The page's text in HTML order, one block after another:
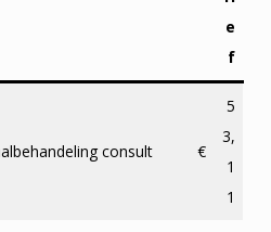
e
f
consult €
5
3,
1
1